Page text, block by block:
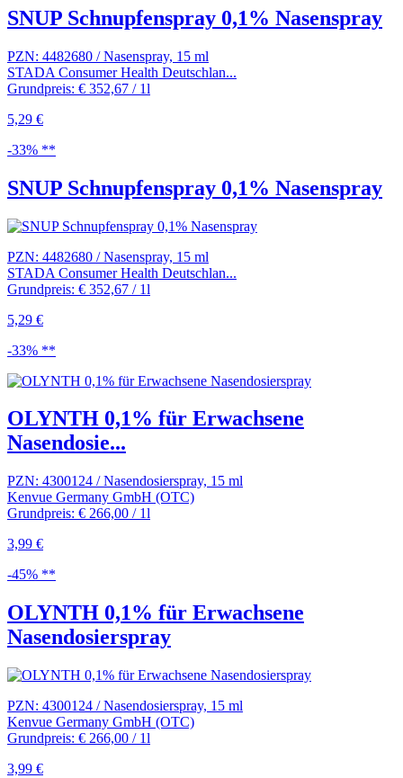
SNUP Schnupfenspray 0,1% Nasenspray
PZN: 4482680 / Nasenspray, 15 ml
STADA Consumer Health Deutschlan...
Grundpreis: € 352,67 / 1l
5,29 €
-33% **
SNUP Schnupfenspray 0,1% Nasenspray
PZN: 4482680 / Nasenspray, 15 ml
STADA Consumer Health Deutschlan...
Grundpreis: € 352,67 / 1l
5,29 €
-33% **
OLYNTH 0,1% für Erwachsene
Nasendosie...
PZN: 4300124 / Nasendosierspray, 15 ml
Kenvue Germany GmbH (OTC)
Grundpreis: € 266,00 / 1l
3,99 €
-45% **
OLYNTH 0,1% für Erwachsene
Nasendosierspray
PZN: 4300124 / Nasendosierspray, 15 ml
Kenvue Germany GmbH (OTC)
Grundpreis: € 266,00 / 1l
3,99 €